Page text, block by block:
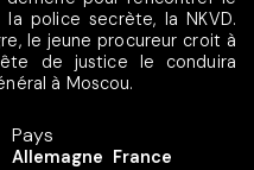
police secrète, la NKVD.
le jeune procureur croit à
de justice le conduira
à Moscou.
Pays
Allemagne France